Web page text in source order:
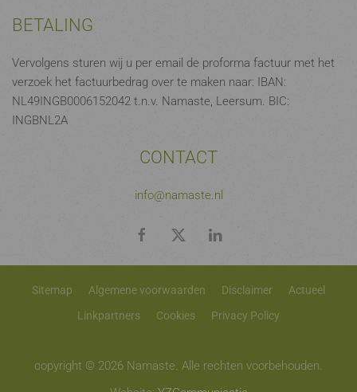
BETALING
Vervolgens sturen wij u per email de proforma factuur met het
verzoek het factuurbedrag over te maken naar: IBAN:
NL49INGB0006152042 t.n.v. Namaste, Leersum. BIC:
INGBNL2A
CONTACT
info@namaste.nl
Sitemap Algemene voorwaarden Disclaimer
Actueel
Linkpartners
Cookies Privacy Policy
copyright © 2026 Namaste. Alle rechten voorbehouden.